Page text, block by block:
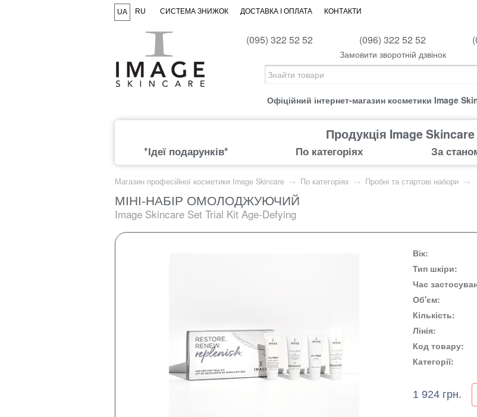
UA RU СИСТЕМА ЗНИЖОК ДОСТАВКА І ОПЛАТА КОНТАКТИ
Офіційний інтернет-магазин косметики Image
(095) 322 52 52 (096) 322 52 52
Замовити зворотній дзвінок
Продукція Image Skincare
*Ідеї подарунків* По категоріях За
Магазин професійної косметики Image Skincare → По категоріях → Пробні та стартові набори →
МІНІ-НАБІР ОМОЛОДЖУЮЧИЙ
Image Skincare Set Trial Kit Age-Defying
Вік:
Тип шкіри:
Час
Об'єм:
Кількість:
Лінія:
Код товару:
Категорії:
1 924 грн.